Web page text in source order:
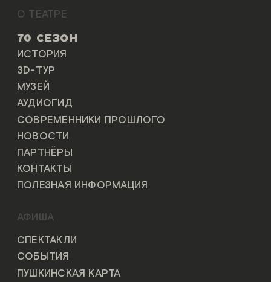
О ТЕАТРЕ
70 СЕЗОН
ИСТОРИЯ
3D-ТУР
МУЗЕЙ
АУДИОГИД
СОВРЕМЕННИКИ ПРОШЛОГО
НОВОСТИ
ПАРТНЁРЫ
КОНТАКТЫ
ПОЛЕЗНАЯ ИНФОРМАЦИЯ
АФИША
СПЕКТАКЛИ
СОБЫТИЯ
ПУШКИНСКАЯ КАРТА